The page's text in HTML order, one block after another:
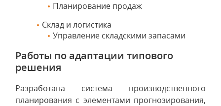
Планирование продаж
Склад и логистика
Управление складскими запасами
Работы по адаптации типового
решения
Разработана система производственного
планирования с элементами прогнозирования,